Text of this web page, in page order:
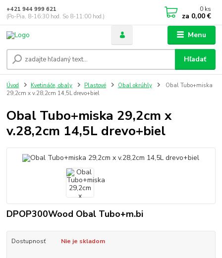
Menu
Hľadať
+421 944 999 621
(Po-Pia, 8-16:30 hod. So 8-11:00 hod.)
0 ks
za 0,00 €
Úvod Kvetináče, obaly Plastové Obal okrúhly
Obal Tubo+miska
29,2cm x v.28,2cm 14,5L drevo+biel
Obal Tubo+miska 29,2cm x
v.28,2cm 14,5L drevo+biel
DPOP300Wood Obal Tubo+m.bi
Dostupnosť Nie je skladom